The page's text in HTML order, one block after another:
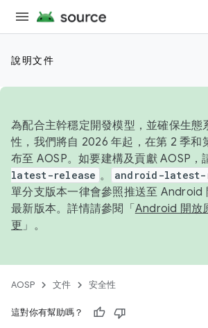
說明文件
為配合主幹穩定開發模型，並確保生態
性，我們將自 2026 年起，在第 2 季和
布至 AOSP。如要建構及貢獻 AOSP，
latest-release 。 android-latest-
單分支版本一律會參照推送至 Android
最新版本。詳情請參閱「 Android 開放
更 」。
AOSP 文件 安全性
這對你有幫助嗎？